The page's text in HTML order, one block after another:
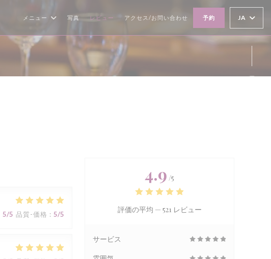
メニュー 写真 レビュー アクセス/お問い合わせ 予約 JA
5/5 品質-価格 : 5/5
4.9 /5
評価の平均 — 521 レビュー
サービス